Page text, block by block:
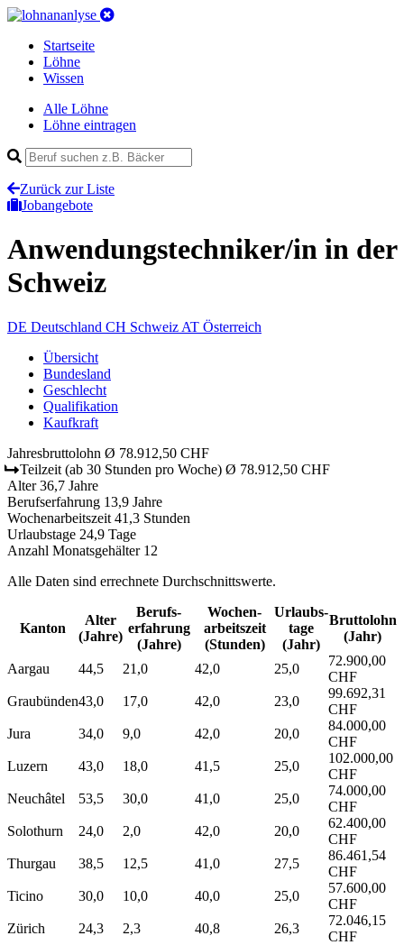
Startseite
Löhne
Wissen
Alle Löhne
Löhne eintragen
Zurück zur Liste
Jobangebote
Anwendungstechniker/in in der
Schweiz
DE Deutschland CH Schweiz AT Österreich
Übersicht
Bundesland
Geschlecht
Qualifikation
Kaufkraft
Jahresbruttolohn Ø 78.912,50 CHF
Teilzeit (ab 30 Stunden pro Woche) Ø 78.912,50 CHF
Alter 36,7 Jahre
Berufserfahrung 13,9 Jahre
Wochenarbeitszeit 41,3 Stunden
Urlaubstage 24,9 Tage
Anzahl Monatsgehälter 12
Alle Daten sind errechnete Durchschnittswerte.
Kanton
Alter
(Jahre)
Berufs­
erfahrung
(Jahre)
Wochen­
arbeitszeit
(Stunden)
Urlaubs­
tage
(Jahr)
Bruttolohn
(Jahr)
Aargau 44,5 21,0 42,0 25,0
72.900,00
CHF
Graubünden43,0 17,0 42,0 23,0
99.692,31
CHF
Jura
34,0 9,0 42,0 20,0
84.000,00
CHF
Luzern
43,0 18,0 41,5 25,0
102.000,00
CHF
Neuchâtel
53,5 30,0 41,0 25,0
74.000,00
CHF
Solothurn
24,0 2,0 42,0 20,0
62.400,00
CHF
Thurgau
38,5 12,5 41,0 27,5
86.461,54
CHF
Ticino
30,0 10,0 40,0 25,0
57.600,00
CHF
Zürich
24,3 2,3 40,8 26,3
72.046,15
CHF